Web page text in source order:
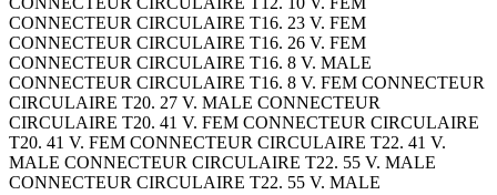
CONNECTEUR CIRCULAIRE T16. 23 V. FEM
CONNECTEUR CIRCULAIRE T16. 26 V. FEM
CONNECTEUR CIRCULAIRE T16. 8 V. MALE
CONNECTEUR CIRCULAIRE T16. 8 V. FEM CONNECTEUR
CIRCULAIRE T20. 27 V. MALE CONNECTEUR
CIRCULAIRE T20. 41 V. FEM CONNECTEUR CIRCULAIRE
T20. 41 V. FEM CONNECTEUR CIRCULAIRE T22. 41 V.
MALE CONNECTEUR CIRCULAIRE T22. 55 V. MALE
CONNECTEUR CIRCULAIRE T22. 55 V. MALE